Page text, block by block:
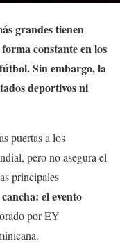
grandes tienen
constante en los
Sin embargo, la
deportivos ni
puertas a los
pero no asegura el
principales
el evento
por EY